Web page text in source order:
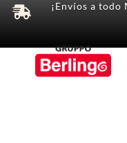
¡Envíos a todo